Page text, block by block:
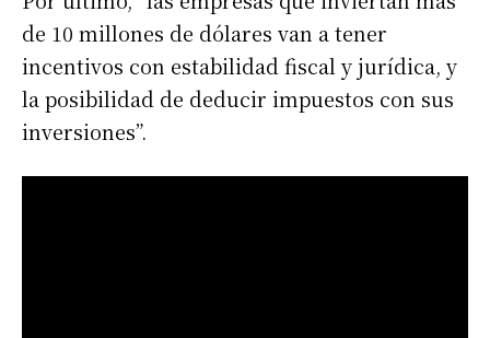
de 10 millones de dólares van a tener
incentivos con estabilidad fiscal y jurídica, y
la posibilidad de deducir impuestos con sus
inversiones”.